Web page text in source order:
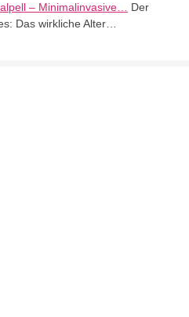
– Minimalinvasive…
Der
Das wirkliche Alter…